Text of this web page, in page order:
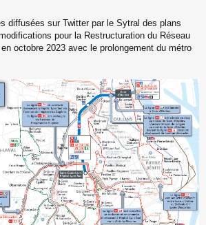
diffusées sur Twitter par le Sytral des plans
pour la Restructuration du Réseau
octobre 2023 avec le prolongement du métro